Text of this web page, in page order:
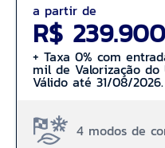
a partir de
R$ 239.900
+ Taxa 0% com
mil de Valorização do
Válido até 31/08/2026.
4 modos de